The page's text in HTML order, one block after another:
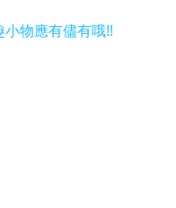
物應有儘有哦!!